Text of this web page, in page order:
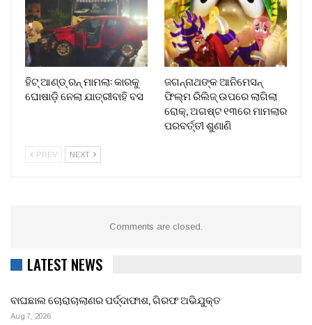
ହିଟ୍ ଆଣ୍ଡ୍ ରନ୍ ମାମଲା: କାରକୁ
ଘୋଷାଡ଼ି ନେଲା ଯାତ୍ରୀବାହି ବସ
ଜଗନ୍ନାଥଙ୍କ ଆନିମେସନ୍
ଫିଲ୍ମ ରିଲିଜ୍ ଉପରେ ଲାଗିଲା
ରୋକ୍, ଅଗଷ୍ଟ ୧୩ରେ ମାମଲାର
ପରବର୍ତ୍ତୀ ଶୁଣାଣି
PREV NEXT
Comments are closed.
LATEST NEWS
ବାଘଛାଲ ଚୋରାଚାଲାଣର ପର୍ଦ୍ଦାଫାଶ, ଗିରଫ ଅଭିଯୁକ୍ତ
Aug 7, 2026